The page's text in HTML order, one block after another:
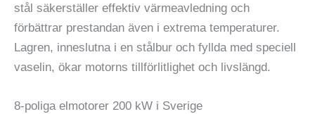
stål säkerställer effektiv värmeavledning och
förbättrar prestandan även i extrema temperaturer.
Lagren, inneslutna i en stålbur och fyllda med speciell
vaselin, ökar motorns tillförlitlighet och livslängd.
8-poliga elmotorer 200 kW i Sverige